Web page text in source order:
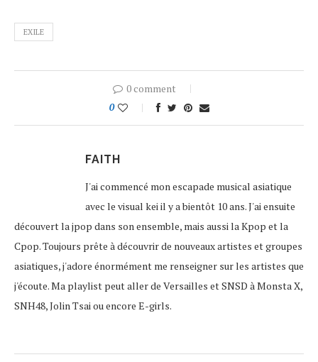
EXILE
0 comment
0
FAITH
J'ai commencé mon escapade musical asiatique
avec le visual kei il y a bientôt 10 ans. J'ai ensuite
découvert la jpop dans son ensemble, mais aussi la Kpop et la
Cpop. Toujours prête à découvrir de nouveaux artistes et groupes
asiatiques, j'adore énormément me renseigner sur les artistes que
j'écoute. Ma playlist peut aller de Versailles et SNSD à Monsta X,
SNH48, Jolin Tsai ou encore E-girls.